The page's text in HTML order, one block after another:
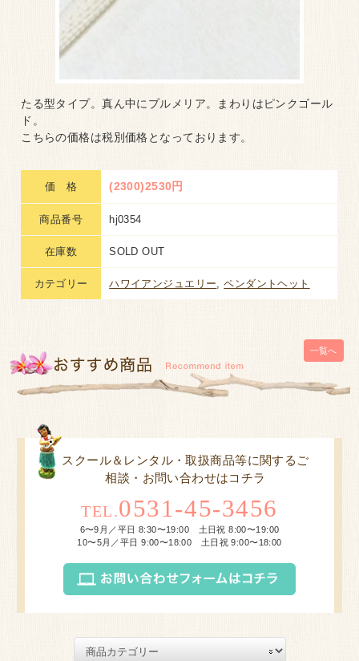
たる型タイプ。真ん中にプルメリア。まわりはピンクゴール
ド。
こちらの価格は税別価格となっております。
価 格 (2300)2530円
商品番号 hj0354
在庫数 SOLD OUT
カテゴリー ハワイアンジュエリー,ペンダントヘット
一覧へ
スクール＆レンタル・取扱商品等に関するご
相談・お問い合わせはコチラ
TEL.0531-45-3456
6〜9月／平日 8:30〜19:00 土日祝 8:00〜19:00
10〜5月／平日 9:00〜18:00 土日祝 9:00〜18:00